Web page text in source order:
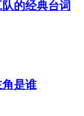
的经典台词
是谁